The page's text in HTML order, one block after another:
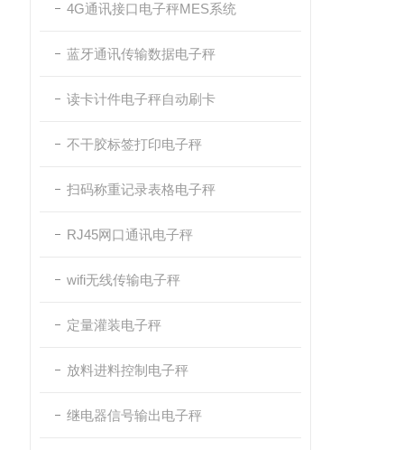
4G通讯接口电子秤MES系统
蓝牙通讯传输数据电子秤
读卡计件电子秤自动刷卡
不干胶标签打印电子秤
扫码称重记录表格电子秤
RJ45网口通讯电子秤
wifi无线传输电子秤
定量灌装电子秤
放料进料控制电子秤
继电器信号输出电子秤